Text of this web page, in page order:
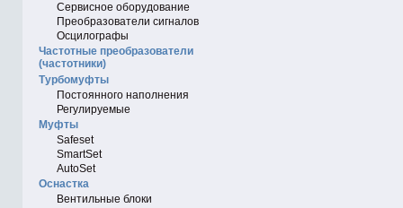
Сервисное оборудование
Преобразователи сигналов
Осцилографы
Частотные преобразователи
(частотники)
Турбомуфты
Постоянного наполнения
Регулируемые
Муфты
Safeset
SmartSet
AutoSet
Оснастка
Вентильные блоки